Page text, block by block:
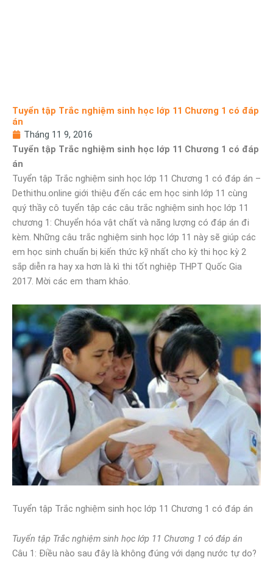
Tuyển tập Trắc nghiệm sinh học lớp 11 Chương 1 có đáp
án
Tháng 11 9, 2016
Tuyển tập Trắc nghiệm sinh học lớp 11 Chương 1 có đáp
án
Tuyển tập Trắc nghiệm sinh học lớp 11 Chương 1 có đáp án –
Dethithu.online giới thiệu đến các em học sinh lớp 11 cùng
quý thầy cô tuyển tập các câu trắc nghiệm sinh học lớp 11
chương 1: Chuyển hóa vật chất và năng lượng có đáp án đi
kèm. Những câu trắc nghiệm sinh học lớp 11 này sẽ giúp các
em học sinh chuẩn bị kiến thức kỹ nhất cho kỳ thi học kỳ 2
sắp diễn ra hay xa hơn là kì thi tốt nghiệp THPT Quốc Gia
2017. Mời các em tham khảo.
Tuyển tập Trắc nghiệm sinh học lớp 11 Chương 1 có đáp án
Tuyển tập Trắc nghiệm sinh học lớp 11 Chương 1 có đáp án
Câu 1 : Điều nào sau đây là không đúng với dạng nước tự do?